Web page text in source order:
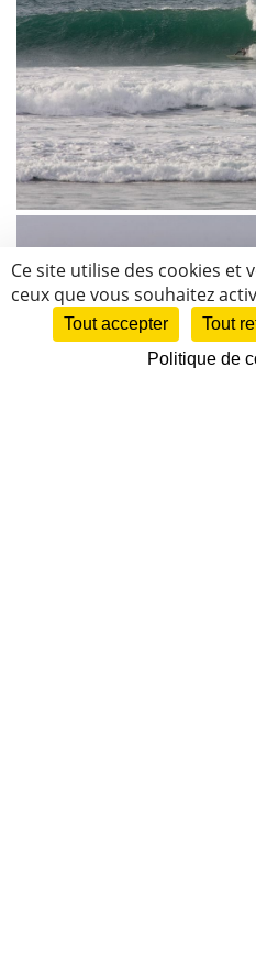
Ce site utilise des cookies et
ceux que vous souhaitez
Tout accepter Tout
Politique de